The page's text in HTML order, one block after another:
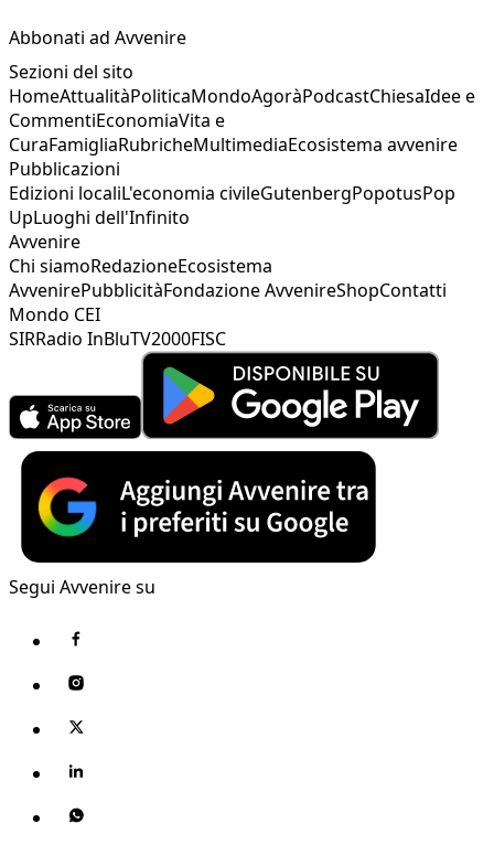
Abbonati ad Avvenire
Sezioni del sito
HomeAttualitàPoliticaMondoAgoràPodcastChiesaIdee e
CommentiEconomiaVita e
CuraFamigliaRubricheMultimediaEcosistema avvenire
Pubblicazioni
Edizioni localiL'economia civileGutenbergPopotusPop
UpLuoghi dell'Infinito
Avvenire
Chi siamoRedazioneEcosistema
AvvenirePubblicitàFondazione AvvenireShopContatti
Mondo CEI
SIRRadio InBluTV2000FISC
Segui Avvenire su